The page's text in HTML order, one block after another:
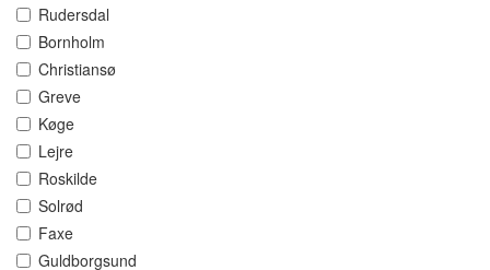
Rudersdal
Bornholm
Christiansø
Greve
Køge
Lejre
Roskilde
Solrød
Faxe
Guldborgsund